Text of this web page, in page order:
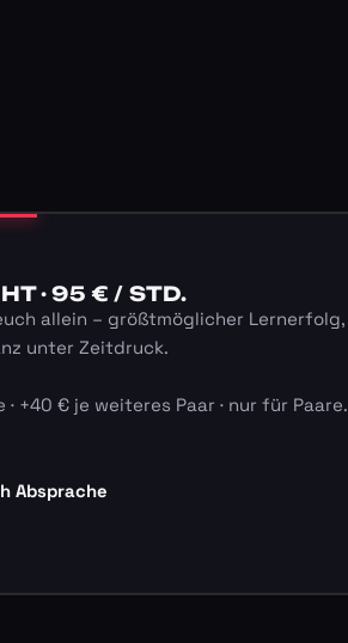
· 95 € / STD.
allein – größtmöglicher Lernerfolg,
unter Zeitdruck.
+40 € je weiteres Paar · nur für Paare.
Absprache